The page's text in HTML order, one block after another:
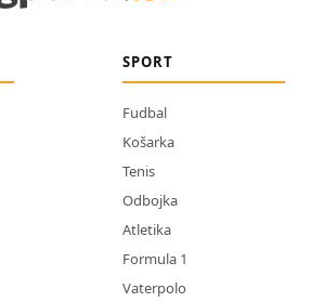
SPORT
Fudbal
Košarka
Tenis
Odbojka
Atletika
Formula 1
Vaterpolo